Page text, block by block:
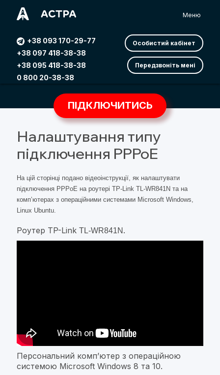
Меню
Особистий кабінет
Передзвоніть мені
+38 093 170-29-77
+38 097 418-38-38
+38 095 418-38-38
0 800 20-38-38
ПІДКЛЮЧИТИСЬ
Налаштування типу
підключення PPPoE
На цій сторінці подано відеоінструкції, як налаштувати
підключення PPPoE на роутері TP-Link TL-WR841N та на
компʼютерах з операційними системами Microsoft Windows,
Linux Ubuntu.
Роутер TP-Link TL-WR841N .
Персональний компʼютер з операційною
системою Microsoft Windows 8 та 10.